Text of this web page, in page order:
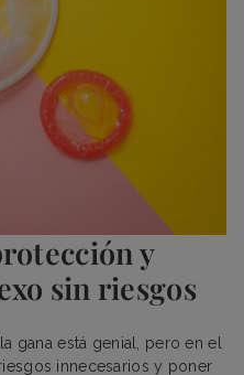
y
sin riesgos
gana está genial, pero en el
innecesarios y poner